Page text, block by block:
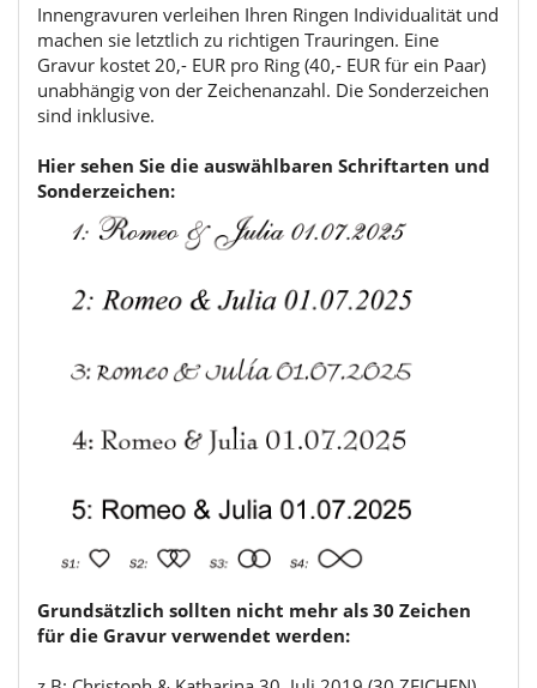
Innengravuren verleihen Ihren Ringen Individualität und
machen sie letztlich zu richtigen Trauringen. Eine
Gravur kostet 20,- EUR pro Ring (40,- EUR für ein Paar)
unabhängig von der Zeichenanzahl. Die Sonderzeichen
sind inklusive.
Hier sehen Sie die auswählbaren Schriftarten und
Sonderzeichen:
Grundsätzlich sollten nicht mehr als 30 Zeichen
für die Gravur verwendet werden: